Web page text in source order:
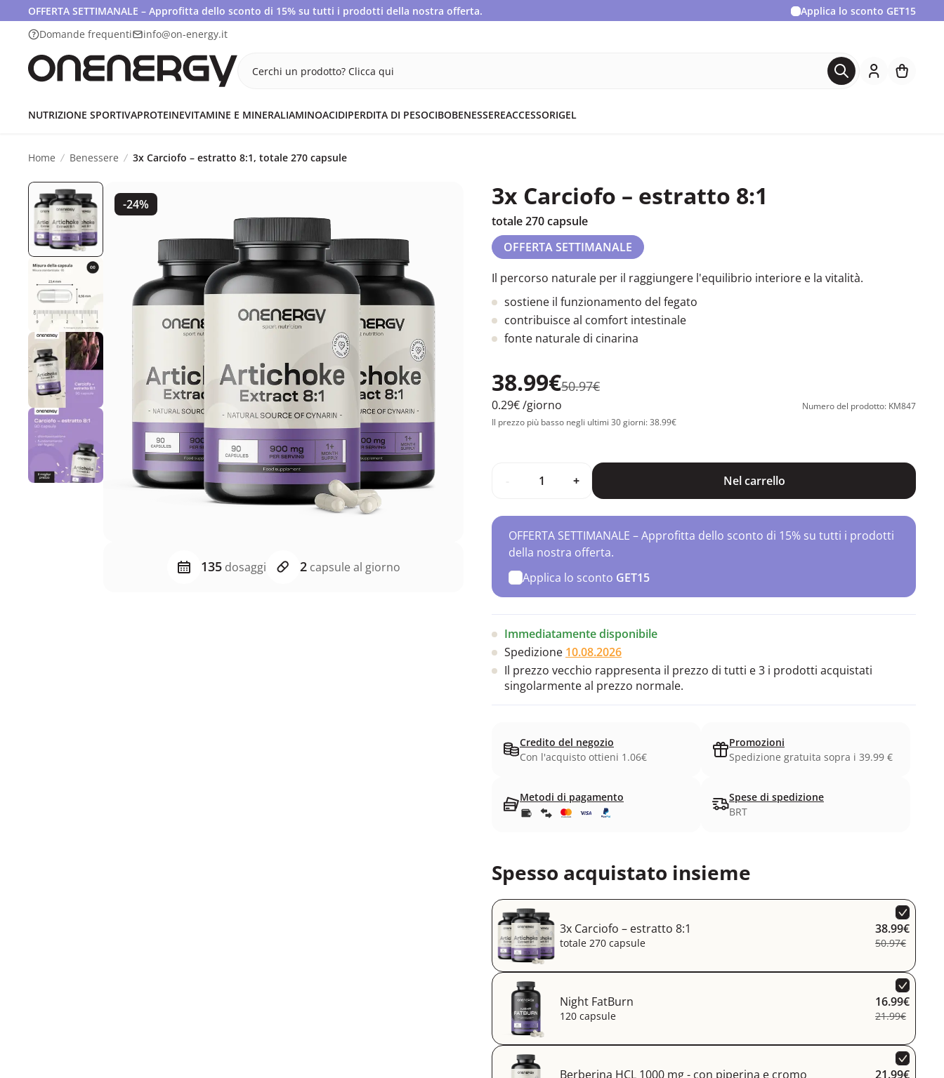
OFFERTA SETTIMANALE – Approfitta dello sconto di 15% su tutti i prodotti della nostra offerta. Applica lo sconto GET15
Domande frequenti
info@on-energy.it
Cerchi un prodotto? Clicca qui
NUTRIZIONE SPORTIVAPROTEINEVITAMINE E MINERALIAMINOACIDIPERDITA DI PESOCIBOBENESSEREACCESSORIGEL
Home Benessere 3x Carciofo – estratto 8:1, totale 270 capsule
-24%
135dosaggi 2capsule al giorno
3x Carciofo – estratto 8:1
totale 270 capsule
OFFERTA SETTIMANALE
Il percorso naturale per il raggiungere l'equilibrio interiore e la vitalità.
sostiene il funzionamento del fegato
contribuisce al comfort intestinale
fonte naturale di cinarina
38.99€50.97€
0.29€/giorno
Numero del prodotto: KM847
Il prezzo più basso negli ultimi 30 giorni: 38.99€
+ Nel carrello
OFFERTA SETTIMANALE – Approfitta dello sconto di 15% su tutti i prodotti
della nostra offerta.
Applica lo sconto GET15
Immediatamente disponibile
Spedizione 10.08.2026
Il prezzo vecchio rappresenta il prezzo di tutti e 3 i prodotti acquistati
singolarmente al prezzo normale.
Credito del negozio
Con l'acquisto ottieni 1.06€
Promozioni
Spedizione gratuita sopra i 39.99 €
Metodi di pagamento
Spese di spedizione
BRT
Spesso acquistato insieme
3x Carciofo – estratto 8:1
totale 270 capsule
38.99€
50.97€
Night FatBurn
120 capsule
16.99€
21.99€
Berberina HCL 1000 mg - con piperina e cromo 21.99€